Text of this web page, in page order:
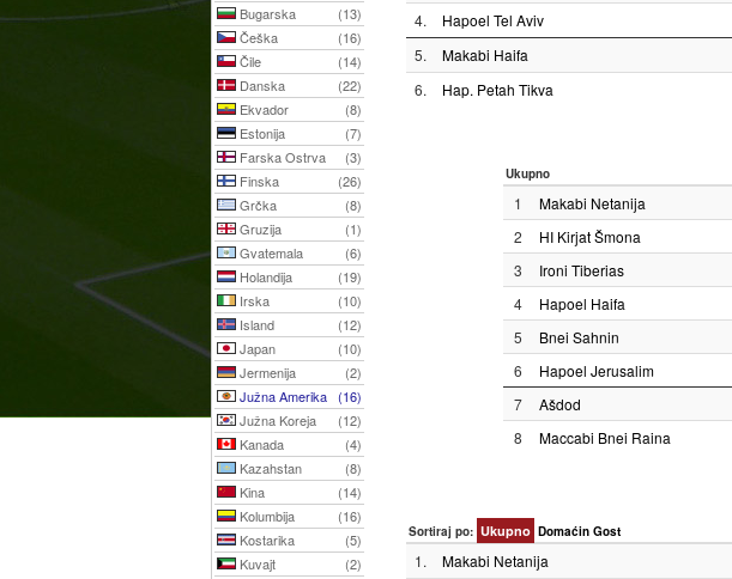
Bugarska
(13)
Češka
(16)
Čile
(14)
Danska
(22)
Ekvador
(8)
Estonija
(7)
Farska Ostrva
(3)
Finska
(26)
Grčka
(8)
Gruzija
(1)
Gvatemala
(6)
Holandija
(19)
Irska
(10)
Island
(12)
Japan
(10)
Jermenija
(2)
Južna Amerika (16)
Južna Koreja
(12)
Kanada
(4)
Kazahstan
(8)
Kina
(14)
Kolumbija
(16)
Kostarika
(5)
Kuvajt
(2)
4. Hapoel Tel Aviv
5. Makabi Haifa
6. Hap. Petah Tikva
Ukupno
1 Makabi Netanija
2 HI Kirjat Šmona
3 Ironi Tiberias
4 Hapoel Haifa
5 Bnei Sahnin
6 Hapoel Jerusalim
7 Ašdod
8 Maccabi Bnei Raina
Sortiraj po: Ukupno Domaćin Gost
1. Makabi Netanija